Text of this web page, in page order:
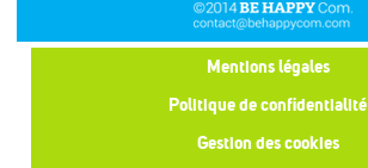
Mentions légales
Politique de confidentialité
Gestion des cookies